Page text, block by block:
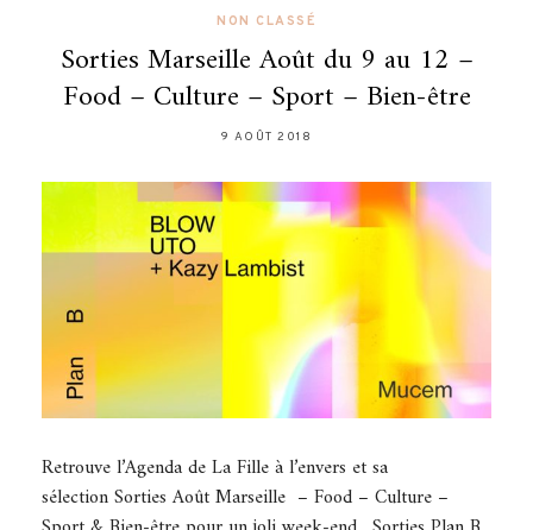
NON CLASSÉ
Sorties Marseille Août du 9 au 12 –
Food – Culture – Sport – Bien-être
9 AOÛT 2018
Retrouve l’Agenda de La Fille à l’envers et sa
sélection Sorties Août Marseille – Food – Culture –